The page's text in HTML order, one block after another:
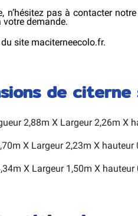
n’hésitez pas à contacter
demande.
site maciterneecolo.fr.
de citerne
2,88m X Largeur 2,26m X
X Largeur 2,23m X hauteur
X Largeur 1,50m X hauteur